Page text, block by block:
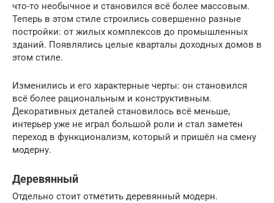
что-то необычное и становился всё более массовым.
Теперь в этом стиле строились совершенно разные
постройки: от жилых комплексов до промышленных
зданий. Появлялись целые кварталы доходных домов в
этом стиле.
Изменились и его характерные черты: он становился
всё более рациональным и конструктивным.
Декоративных деталей становилось всё меньше,
интерьер уже не играл большой роли и стал заметен
переход в функционализм, который и пришёл на смену
модерну.
Деревянный
Отдельно стоит отметить деревянный модерн.